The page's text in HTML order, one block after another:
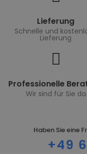
Lieferung
Schnelle und
Lieferung
Professionelle
Wir sind für Sie da
Haben Sie eine
+49